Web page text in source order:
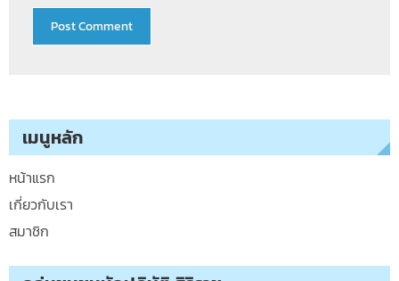
เมนูหลัก
หน้าแรก
เกี่ยวกับเรา
สมาชิก